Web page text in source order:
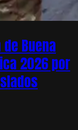
Buena
2026 por